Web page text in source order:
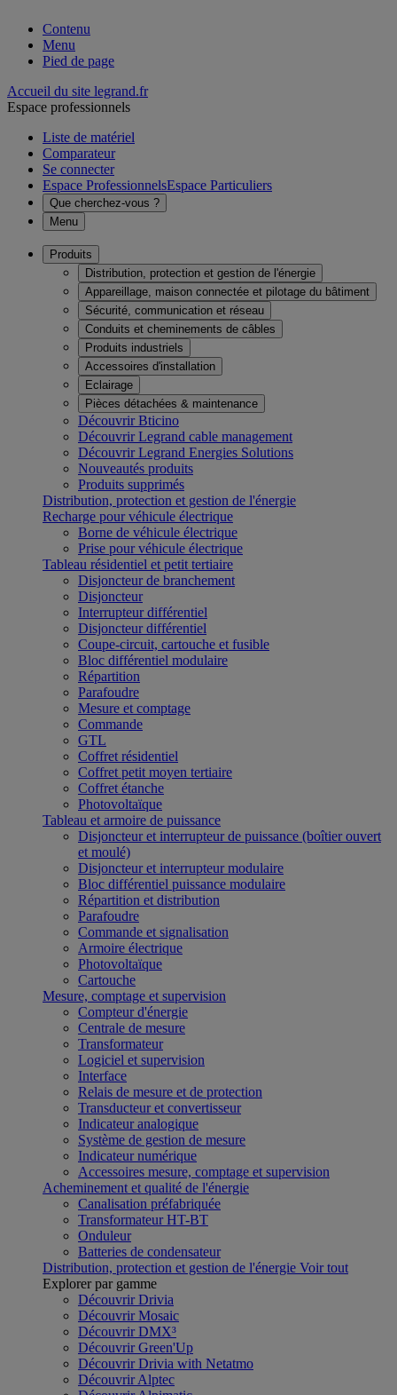
Contenu
Menu
Pied de page
Accueil du site legrand.fr
Espace professionnels
Liste de matériel
Comparateur
Se connecter
Espace ProfessionnelsEspace Particuliers
Que cherchez-vous ?
Menu
Produits
Distribution, protection et gestion de l'énergie
Appareillage, maison connectée et pilotage du bâtiment
Sécurité, communication et réseau
Conduits et cheminements de câbles
Produits industriels
Accessoires d'installation
Eclairage
Pièces détachées & maintenance
Découvrir Bticino
Découvrir Legrand cable management
Découvrir Legrand Energies Solutions
Nouveautés produits
Produits supprimés
Distribution, protection et gestion de l'énergie
Recharge pour véhicule électrique
Borne de véhicule électrique
Prise pour véhicule électrique
Tableau résidentiel et petit tertiaire
Disjoncteur de branchement
Disjoncteur
Interrupteur différentiel
Disjoncteur différentiel
Coupe-circuit, cartouche et fusible
Bloc différentiel modulaire
Répartition
Parafoudre
Mesure et comptage
Commande
GTL
Coffret résidentiel
Coffret petit moyen tertiaire
Coffret étanche
Photovoltaïque
Tableau et armoire de puissance
Disjoncteur et interrupteur de puissance (boîtier ouvert
et moulé)
Disjoncteur et interrupteur modulaire
Bloc différentiel puissance modulaire
Répartition et distribution
Parafoudre
Commande et signalisation
Armoire électrique
Photovoltaïque
Cartouche
Mesure, comptage et supervision
Compteur d'énergie
Centrale de mesure
Transformateur
Logiciel et supervision
Interface
Relais de mesure et de protection
Transducteur et convertisseur
Indicateur analogique
Système de gestion de mesure
Indicateur numérique
Accessoires mesure, comptage et supervision
Acheminement et qualité de l'énergie
Canalisation préfabriquée
Transformateur HT-BT
Onduleur
Batteries de condensateur
Distribution, protection et gestion de l'énergie Voir tout
Explorer par gamme
Découvrir Drivia
Découvrir Mosaic
Découvrir DMX³
Découvrir Green'Up
Découvrir Drivia with Netatmo
Découvrir Alptec